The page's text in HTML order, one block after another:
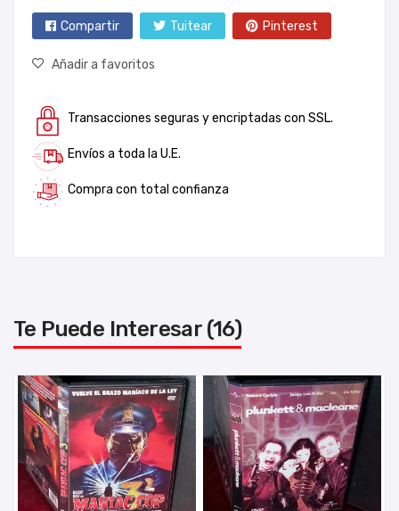
Compartir Tuitear Pinterest
Añadir a favoritos
Transacciones seguras y encriptadas con SSL.
Envíos a toda la U.E.
Compra con total confianza
Te Puede Interesar (16)